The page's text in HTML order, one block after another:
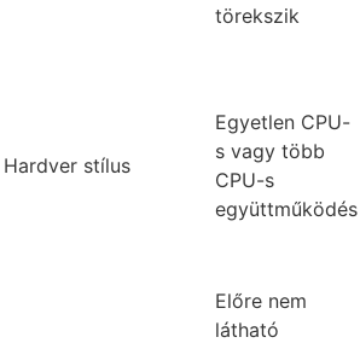
törekszik
Hardver stílus
Egyetlen CPU-
s vagy több
CPU-s
együttműködés
Előre nem
látható